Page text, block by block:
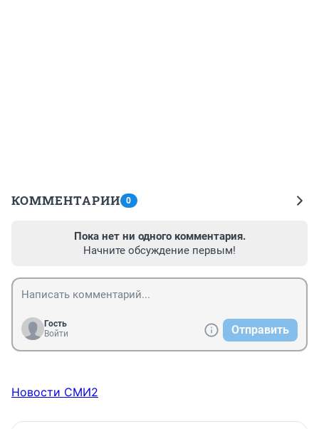
КОММЕНТАРИИ 0
Пока нет ни одного комментария.
Начните обсуждение первым!
Гость
Войти
Отправить
Новости СМИ2